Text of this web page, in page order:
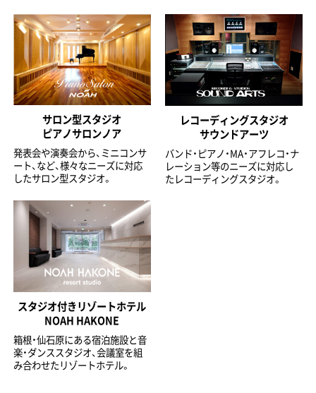
サロン型スタジオ
ピアノサロンノア
発表会や演奏会から、ミニコンサ
ート、など、様々なニーズに対応
したサロン型スタジオ。
レコーディングスタジオ
サウンドアーツ
バンド・ピアノ・MA・アフレコ・ナ
レーション等のニーズに対応し
たレコーディングスタジオ。
スタジオ付きリゾートホテル
NOAH HAKONE
箱根・仙石原にある宿泊施設と音
楽・ダンススタジオ、会議室を組
み合わせたリゾートホテル。